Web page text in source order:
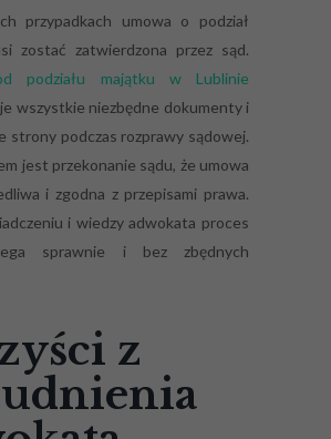
przypadkach umowa o podział
zostać zatwierdzona przez sąd.
podziału majątku w Lublinie
wszystkie niezbędne dokumenty i
strony podczas rozprawy sądowej.
jest przekonanie sądu, że umowa
i zgodna z przepisami prawa.
i wiedzy adwokata proces
sprawnie i bez zbędnych
z